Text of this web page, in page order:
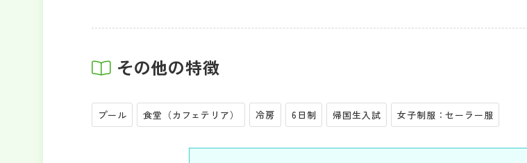
その他の特徴
プール 食堂（カフェテリア） 冷房 6日制 帰国生入試 女子制服：セーラー服